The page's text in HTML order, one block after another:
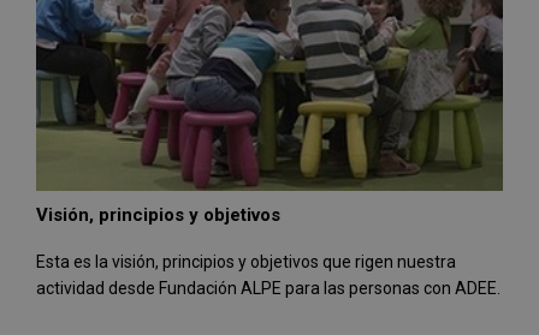
Visión, principios y objetivos
Esta es la visión, principios y objetivos que rigen nuestra
actividad desde Fundación ALPE para las personas con ADEE.